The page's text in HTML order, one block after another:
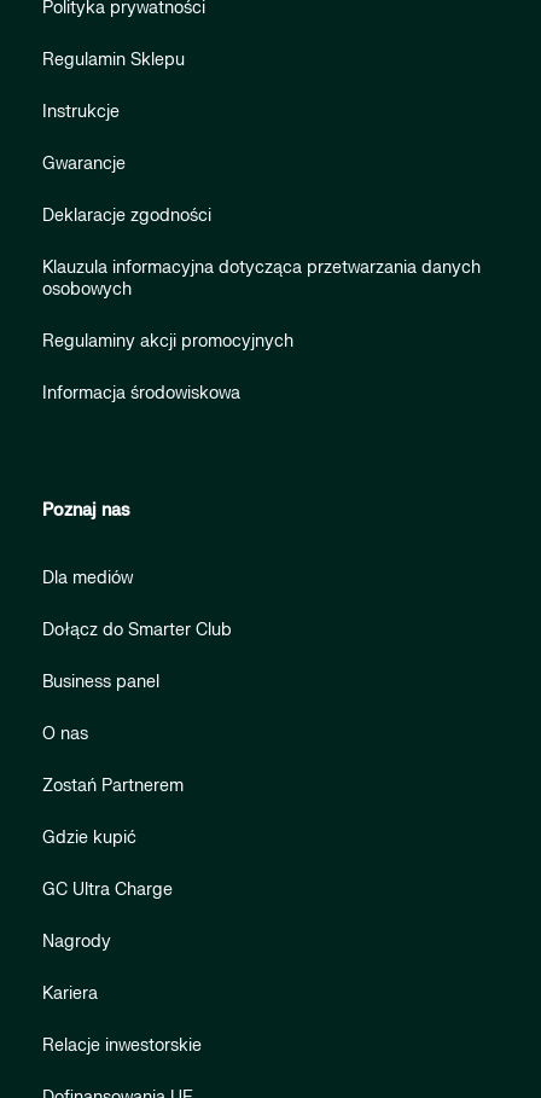
Polityka prywatności
Regulamin Sklepu
Instrukcje
Gwarancje
Deklaracje zgodności
Klauzula informacyjna dotycząca przetwarzania danych
osobowych
Regulaminy akcji promocyjnych
Informacja środowiskowa
Poznaj nas
Dla mediów
Dołącz do Smarter Club
Business panel
O nas
Zostań Partnerem
Gdzie kupić
GC Ultra Charge
Nagrody
Kariera
Relacje inwestorskie